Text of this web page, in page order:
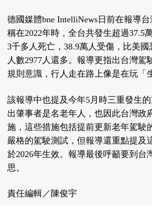
德國媒體bne IntelliNews日前在報導台
稱在2022年時，全台共發生超過37.5
3千多人死亡，38.9萬人受傷，比美國
人數2977人還多。報導更指出台灣駕
規則意識，行人走在路上像是在玩「
該報導中也提及今年5月時三重發生
出肇事者是名老年人，也因此台灣政
施，這些措施包括提前更新老年駕駛
嚴格的駕駛測試，但報導還重點提及
於2026年生效。報導最後呼籲要到台
思。
責任編輯／陳俊宇